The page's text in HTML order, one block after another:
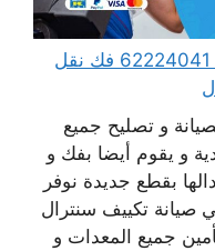
فني تكييف مركزي هندي الكويت 62224041 فك نقل
و تصليح جميع
و يقوم أيضا بفك و
بقطع جديدة نوفر
صيانة تكييف سنترال
جميع المعدات و